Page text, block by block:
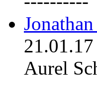
21.01.17
Aurel